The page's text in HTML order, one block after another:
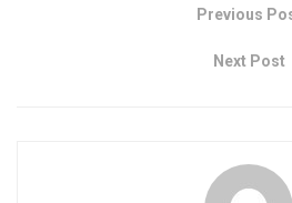
Previous
Next Post